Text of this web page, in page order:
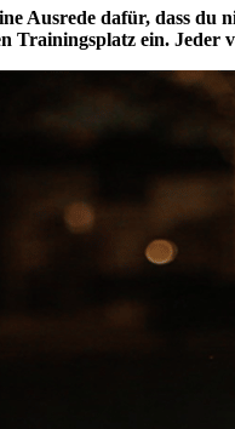
Ausrede dafür, dass
ein. Jeder